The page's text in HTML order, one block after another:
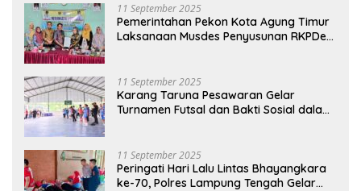
11 September 2025
Pemerintahan Pekon Kota Agung Timur
Laksanaan Musdes Penyusunan RKPDes
11 September 2025
Karang Taruna Pesawaran Gelar
Turnamen Futsal dan Bakti Sosial dalam
11 September 2025
Peringati Hari Lalu Lintas Bhayangkara
ke-70, Polres Lampung Tengah Gelar